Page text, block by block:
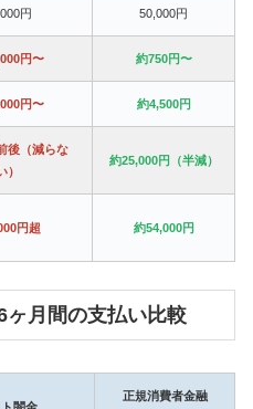
円 50,000円
円〜 約750円〜
円〜 約4,500円
後（減らな
）
約25,000円（半減）
円超 約54,000円
ヶ月間の支払い比較
正規消費者金融